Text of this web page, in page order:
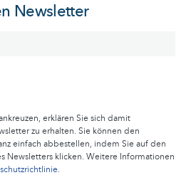
Newsletter
erklären Sie sich damit
zu erhalten. Sie können den
einfach abbestellen, indem Sie auf den
Newsletters klicken. Weitere Informationen
.